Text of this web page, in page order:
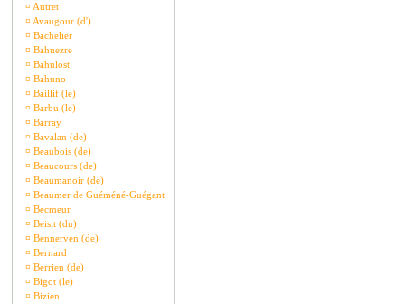
¤ Autret
¤ Avaugour (d')
¤ Bachelier
¤ Bahuezre
¤ Bahulost
¤ Bahuno
¤ Baillif (le)
¤ Barbu (le)
¤ Barray
¤ Bavalan (de)
¤ Beaubois (de)
¤ Beaucours (de)
¤ Beaumanoir (de)
¤ Beaumer de Guéméné-Guégant
¤ Becmeur
¤ Beisit (du)
¤ Bennerven (de)
¤ Bernard
¤ Berrien (de)
¤ Bigot (le)
¤ Bizien